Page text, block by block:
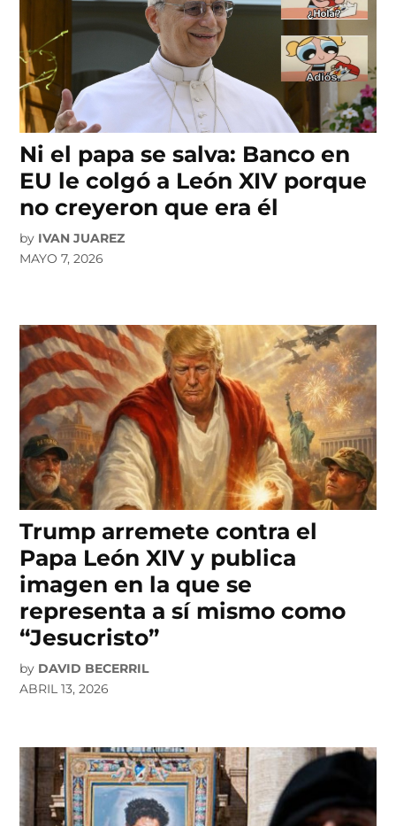
Ni el papa se salva: Banco en
EU le colgó a León XIV porque
no creyeron que era él
by IVAN JUAREZ
MAYO 7, 2026
Trump arremete contra el
Papa León XIV y publica
imagen en la que se
representa a sí mismo como
“Jesucristo”
by DAVID BECERRIL
ABRIL 13, 2026